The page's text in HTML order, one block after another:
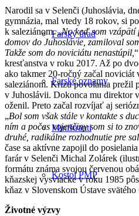
Farský úrad
Farské oznamy
Miništranti
Kostol PMP
Narodil sa v Selenči (Juhoslávia,
gymnázia, mal vtedy 18 rokov, si
k saleziánom. „No keď som vzápätí
domov do Juhoslávie, zamiloval
Takže som do noviciátu nenastúpil,
kresťanstva v roku 2017. Až po
ako takmer 20-ročný začal noviciát
saleziánom. Krízu povolania prežil
v Juhoslávii. Dokonca mu direktor
oženil. Preto začal rozvíjať aj
„Bol som však stále v kontakte s
ním a počas vojenčiny som si to
druhé, radikálne rozhodnutie pre
čase sa aktívne zapojil do
farár v Selenči Michal Zolárek
formátu známa svojou červenou
kňazskej vysviacke v roku 1985
kňaz v Slovenskom Ústave
Životné výzvy